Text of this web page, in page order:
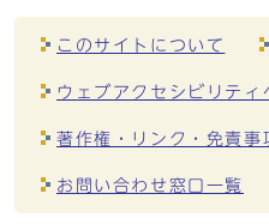
このサイトについて
ウェブアクセシビリティ
著作権・リンク・免責事
お問い合わせ窓口一覧